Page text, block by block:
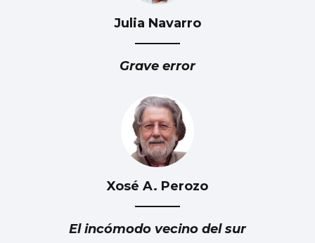
Julia Navarro
Grave error
Xosé A. Perozo
El incómodo vecino del sur